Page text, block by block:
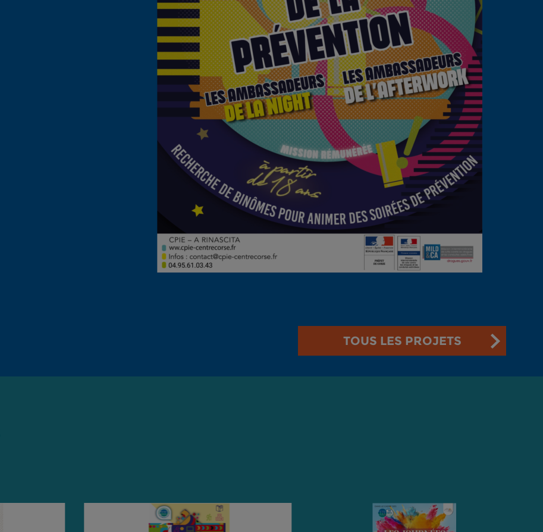
TOUS LES PROJETS